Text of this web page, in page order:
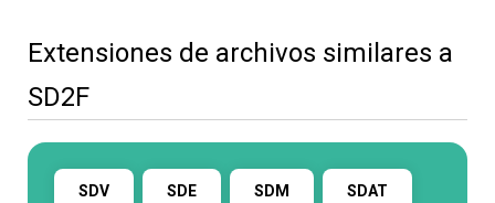
Extensiones de archivos similares a
SD2F
SDV SDE SDM SDAT